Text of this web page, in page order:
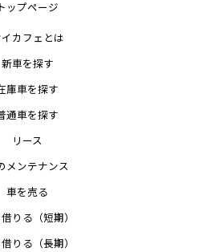
トップページ
カフェとは
新車を探す
庫車を探す
通車を探す
リース
メンテナンス
車を売る
りる（短期）
りる（長期）